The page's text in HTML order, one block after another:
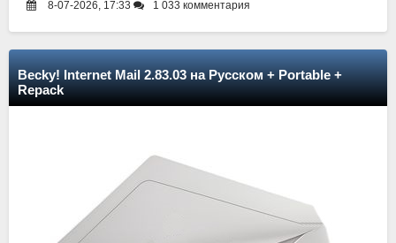
8-07-2026, 17:33 1 033 комментария
Becky! Internet Mail 2.83.03 на Русском + Portable +
Repack